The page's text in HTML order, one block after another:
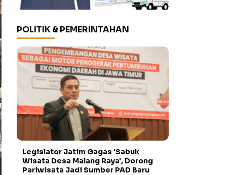
POLITIK & PEMERINTAHAN
Legislator Jatim Gagas 'Sabuk
Wisata Desa Malang Raya', Dorong
Pariwisata Jadi Sumber PAD Baru